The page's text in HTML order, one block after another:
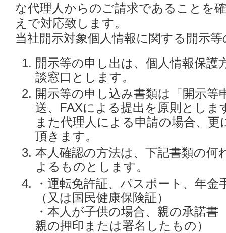
な代理人からのご請求であることを
えで対応致します。
当社開示対象個人情報に関する開示
開示等の申し出は、個人情報保護
談窓口とします。
開示等の申し込み書類は「開示等
送、FAXによる提出を原則としま
また代理人による申請の場合、更
頂きます。
本人確認の方法は、下記書類の何
よるものとします。
・運転免許証、パスポート、年金
（又は国民健康保険証）
・本人が子供の場合、親の承諾書
親の押印または署名したもの）